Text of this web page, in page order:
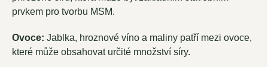
prvkem pro tvorbu MSM.
Ovoce: Jablka, hroznové víno a maliny patří mezi ovoce,
které může obsahovat určité množství síry.